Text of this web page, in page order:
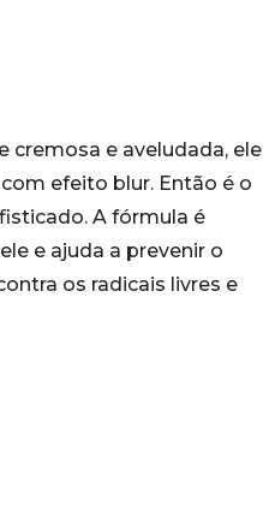
cremosa e aveludada, ele
efeito blur. Então é o
A fórmula é
e ajuda a prevenir o
os radicais livres e